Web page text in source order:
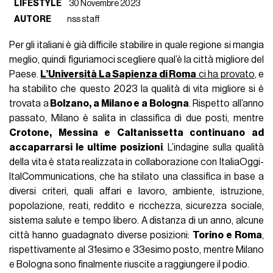
LIFESTYLE
30 Novembre 2023
AUTORE
nss staff
Per gli italiani è già difficile stabilire in quale regione si mangia
meglio, quindi figuriamoci scegliere qual’è la città migliore del
Paese. L’Università La Sapienza di Roma ci ha provato, e
ha stabilito che questo 2023 la qualità di vita migliore si è
trovata aBolzano, a Milano e a Bologna. Rispetto all’anno
passato, Milano è salita in classifica di due posti, mentre
Crotone, Messina e Caltanissetta continuano ad
accaparrarsi le ultime posizioni. L’indagine sulla qualità
della vita è stata realizzata in collaborazione con ItaliaOggi-
ItalCommunications, che ha stilato una classifica in base a
diversi criteri, quali affari e lavoro, ambiente, istruzione,
popolazione, reati, reddito e ricchezza, sicurezza sociale,
sistema salute e tempo libero. A distanza di un anno, alcune
città hanno guadagnato diverse posizioni: Torino e Roma,
rispettivamente al 31esimo e 33esimo posto, mentre Milano
e Bologna sono finalmente riuscite a raggiungere il podio.